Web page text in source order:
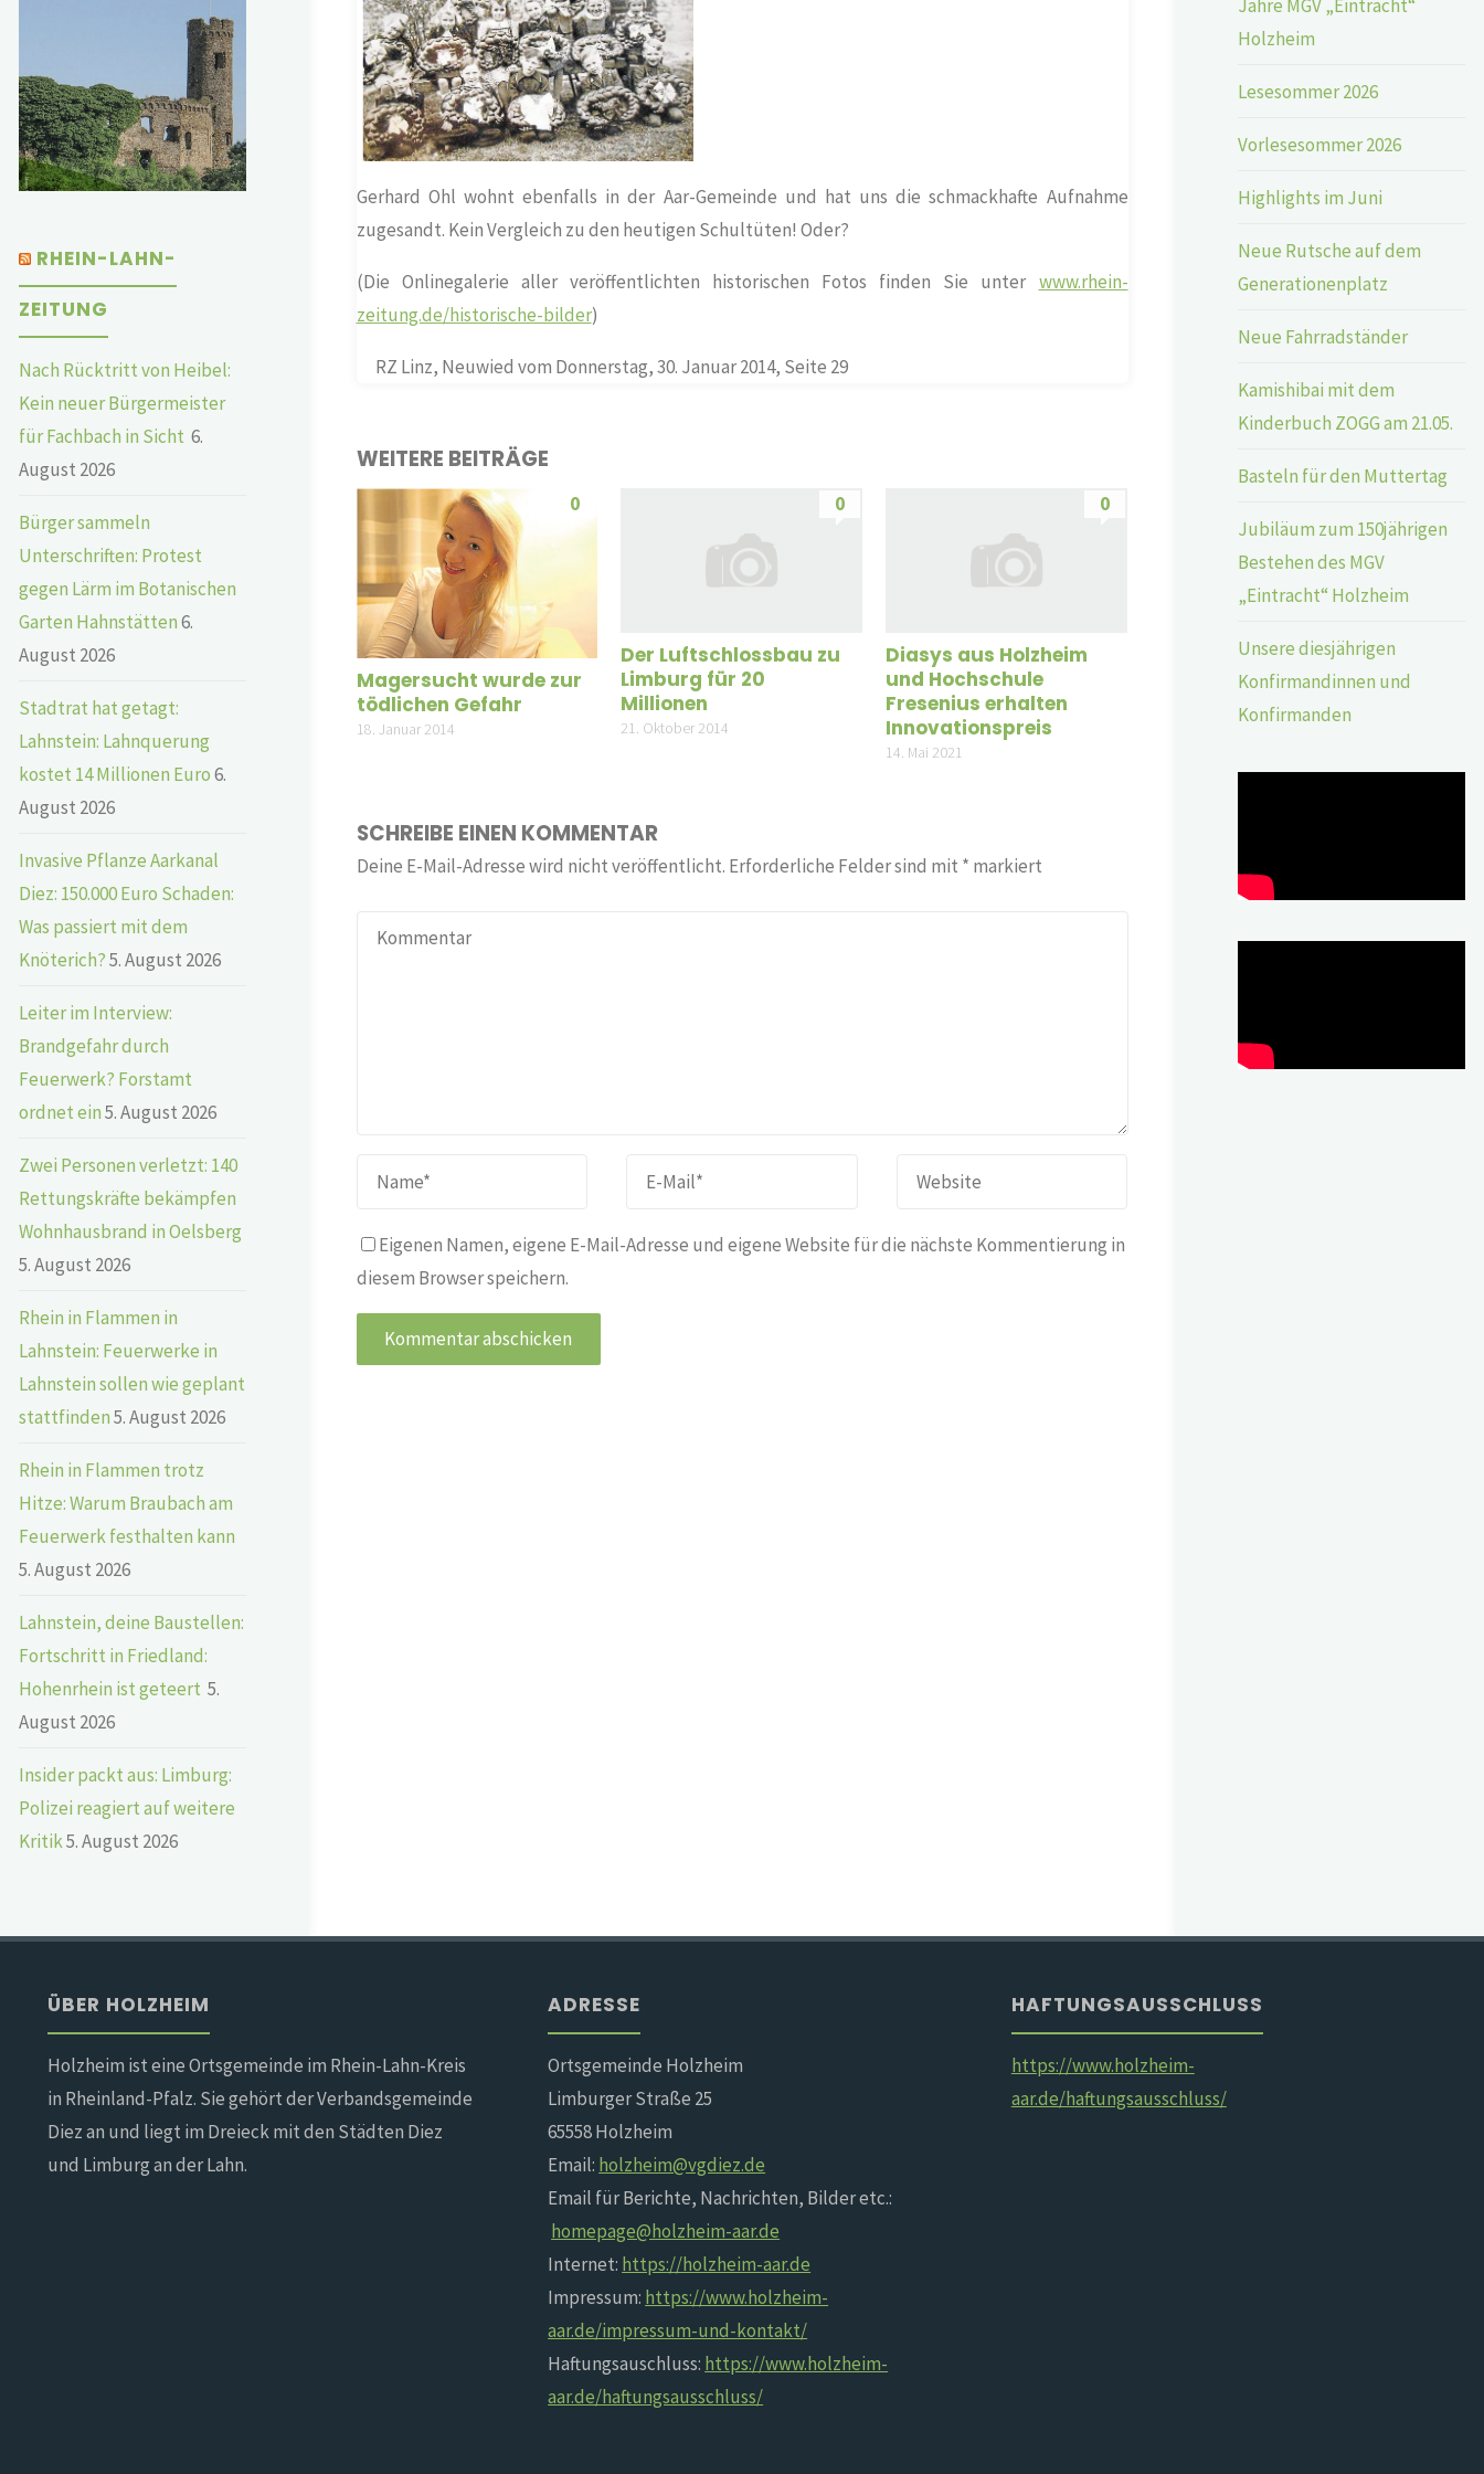
Gerhard Ohl wohnt ebenfalls in der Aar-Gemeinde und hat uns die schmackhafte Aufnahme
zugesandt. Kein Vergleich zu den heutigen Schultüten! Oder?
(Die Onlinegalerie aller veröffentlichten historischen Fotos finden Sie unter www.rhein-
zeitung.de/historische-bilder)
RZ Linz, Neuwied vom Donnerstag, 30. Januar 2014, Seite 29
WEITERE BEITRÄGE
0
Magersucht wurde zur
tödlichen Gefahr
18. Januar 2014
0
Der Luftschlossbau zu
Limburg für 20
Millionen
21. Oktober 2014
0
Diasys aus Holzheim
und Hochschule
Fresenius erhalten
Innovationspreis
14. Mai 2021
SCHREIBE EINEN KOMMENTAR
Deine E-Mail-Adresse wird nicht veröffentlicht. Erforderliche Felder sind mit * markiert
Eigenen Namen, eigene E-Mail-Adresse und eigene Website für die nächste Kommentierung in
diesem Browser speichern.
RHEIN-LAHN-
ZEITUNG
Nach Rücktritt von Heibel:
Kein neuer Bürgermeister
für Fachbach in Sicht 6.
August 2026
Bürger sammeln
Unterschriften: Protest
gegen Lärm im Botanischen
Garten Hahnstätten6.
August 2026
Stadtrat hat getagt:
Lahnstein: Lahnquerung
kostet 14 Millionen Euro6.
August 2026
Invasive Pflanze Aarkanal
Diez: 150.000 Euro Schaden:
Was passiert mit dem
Knöterich?5. August 2026
Leiter im Interview:
Brandgefahr durch
Feuerwerk? Forstamt
ordnet ein5. August 2026
Zwei Personen verletzt: 140
Rettungskräfte bekämpfen
Wohnhausbrand in Oelsberg
5. August 2026
Rhein in Flammen in
Lahnstein: Feuerwerke in
Lahnstein sollen wie geplant
stattfinden5. August 2026
Rhein in Flammen trotz
Hitze: Warum Braubach am
Feuerwerk festhalten kann
5. August 2026
Lahnstein, deine Baustellen:
Fortschritt in Friedland:
Hohenrhein ist geteert 5.
August 2026
Insider packt aus: Limburg:
Polizei reagiert auf weitere
Kritik5. August 2026
Jahre MGV „Eintracht“
Holzheim
Lesesommer 2026
Vorlesesommer 2026
Highlights im Juni
Neue Rutsche auf dem
Generationenplatz
Neue Fahrradständer
Kamishibai mit dem
Kinderbuch ZOGG am 21.05.
Basteln für den Muttertag
Jubiläum zum 150jährigen
Bestehen des MGV
„Eintracht“ Holzheim
Unsere diesjährigen
Konfirmandinnen und
Konfirmanden
ÜBER HOLZHEIM
Holzheim ist eine Ortsgemeinde im Rhein-Lahn-Kreis
in Rheinland-Pfalz. Sie gehört der Verbandsgemeinde
Diez an und liegt im Dreieck mit den Städten Diez
und Limburg an der Lahn.
ADRESSE
Ortsgemeinde Holzheim
Limburger Straße 25
65558 Holzheim
Email: holzheim@vgdiez.de
Email für Berichte, Nachrichten, Bilder etc.:
homepage@holzheim-aar.de
Internet: https://holzheim-aar.de
Impressum: https://www.holzheim-
aar.de/impressum-und-kontakt/
Haftungsauschluss: https://www.holzheim-
aar.de/haftungsausschluss/
HAFTUNGSAUSSCHLUSS
https://www.holzheim-
aar.de/haftungsausschluss/